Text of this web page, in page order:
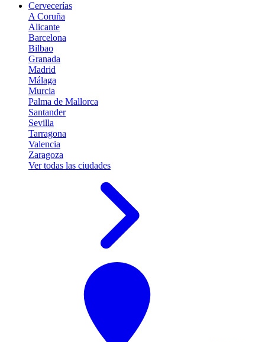
Cervecerías
A Coruña
Alicante
Barcelona
Bilbao
Granada
Madrid
Málaga
Murcia
Palma de Mallorca
Santander
Sevilla
Tarragona
Valencia
Zaragoza
Ver todas las ciudades